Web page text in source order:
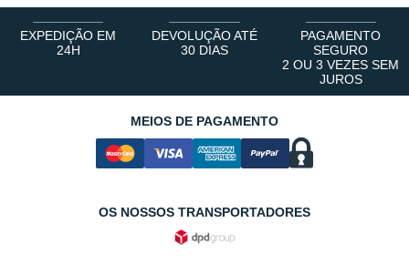
EXPEDIÇÃO EM
24H
DEVOLUÇÃO ATÉ
30 DIAS
PAGAMENTO
SEGURO
2 OU 3 VEZES SEM
JUROS
MEIOS DE PAGAMENTO
OS NOSSOS TRANSPORTADORES